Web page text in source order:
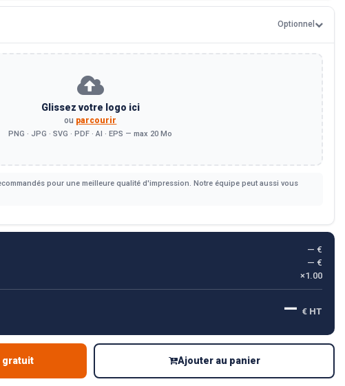
Optionnel
Glissez votre logo ici
ou parcourir
PNG · JPG · SVG · PDF · AI · EPS — max 20 Mo
pour une meilleure qualité d'impression. Notre équipe peut aussi vous
— €
— €
×1.00
— € HT
gratuit Ajouter au panier